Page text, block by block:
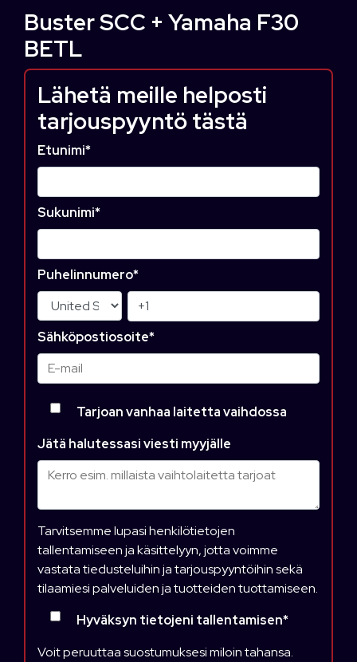
Buster SCC + Yamaha F30
BETL
Lähetä meille helposti
tarjouspyyntö tästä
Etunimi*
Sukunimi*
Puhelinnumero*
Sähköpostiosoite*
Tarjoan vanhaa laitetta vaihdossa
Jätä halutessasi viesti myyjälle
Tarvitsemme lupasi henkilötietojen
tallentamiseen ja käsittelyyn, jotta voimme
vastata tiedusteluihin ja tarjouspyyntöihin sekä
tilaamiesi palveluiden ja tuotteiden tuottamiseen.
Hyväksyn tietojeni tallentamisen*
Voit peruuttaa suostumuksesi miloin tahansa.